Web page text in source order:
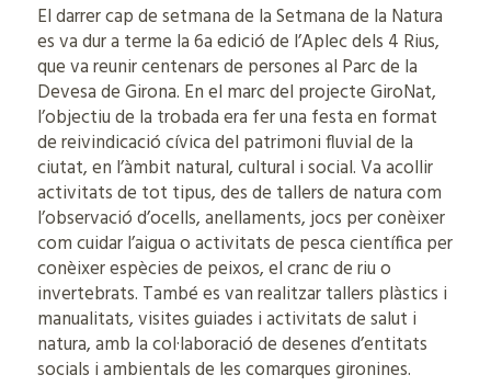
El darrer cap de setmana de la Setmana de la Natura
es va dur a terme la 6a edició de l’Aplec dels 4 Rius,
que va reunir centenars de persones al Parc de la
Devesa de Girona. En el marc del projecte GiroNat,
l’objectiu de la trobada era fer una festa en format
de reivindicació cívica del patrimoni fluvial de la
ciutat, en l’àmbit natural, cultural i social. Va acollir
activitats de tot tipus, des de tallers de natura com
l’observació d’ocells, anellaments, jocs per conèixer
com cuidar l’aigua o activitats de pesca científica per
conèixer espècies de peixos, el cranc de riu o
invertebrats. També es van realitzar tallers plàstics i
manualitats, visites guiades i activitats de salut i
natura, amb la col·laboració de desenes d’entitats
socials i ambientals de les comarques gironines.